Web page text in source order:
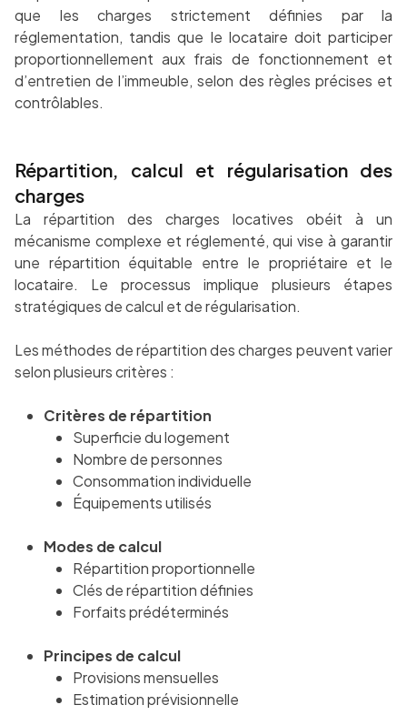
que les charges strictement définies par la
réglementation, tandis que le locataire doit participer
proportionnellement aux frais de fonctionnement et
d’entretien de l’immeuble, selon des règles précises et
contrôlables.
Répartition, calcul et régularisation des
charges
La répartition des charges locatives obéit à un
mécanisme complexe et réglementé, qui vise à garantir
une répartition équitable entre le propriétaire et le
locataire. Le processus implique plusieurs étapes
stratégiques de calcul et de régularisation.
Les méthodes de répartition des charges peuvent varier
selon plusieurs critères :
Critères de répartition
Superficie du logement
Nombre de personnes
Consommation individuelle
Équipements utilisés
Modes de calcul
Répartition proportionnelle
Clés de répartition définies
Forfaits prédéterminés
Principes de calcul
Provisions mensuelles
Estimation prévisionnelle